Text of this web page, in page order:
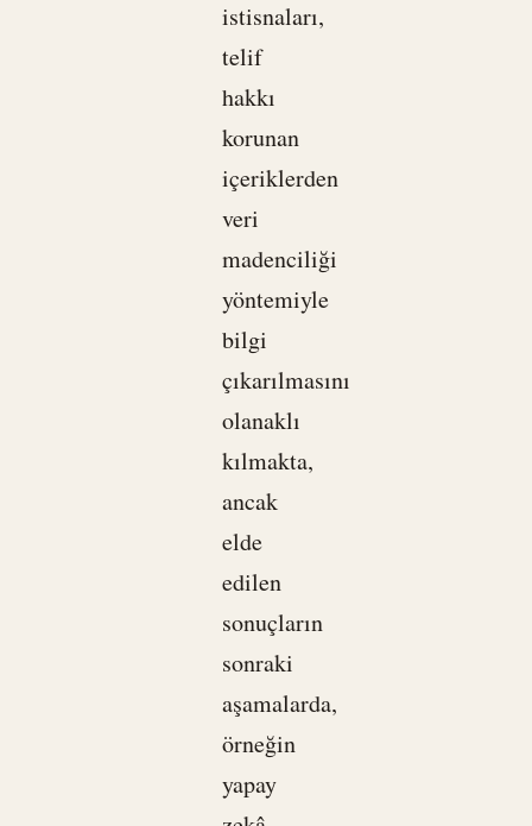
istisnaları,
telif
hakkı
korunan
içeriklerden
veri
madenciliği
yöntemiyle
bilgi
çıkarılmasını
olanaklı
kılmakta,
ancak
elde
edilen
sonuçların
sonraki
aşamalarda,
örneğin
yapay